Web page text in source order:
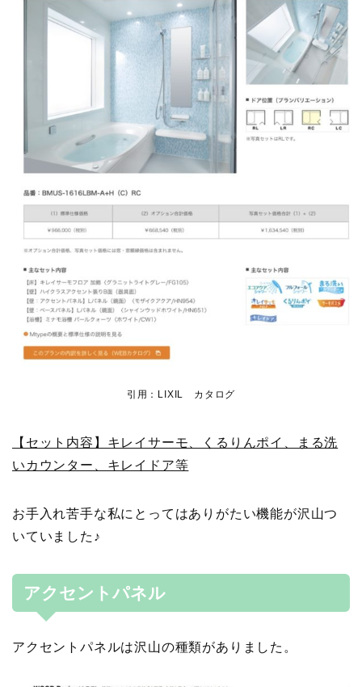
引用：LIXIL カタログ
【セット内容】キレイサーモ、くるりんポイ、まる洗
いカウンター、キレイドア等
お手入れ苦手な私にとってはありがたい機能が沢山つ
いていました♪
アクセントパネル
アクセントパネルは沢山の種類がありました。